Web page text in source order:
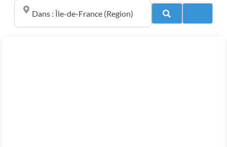
Proche de